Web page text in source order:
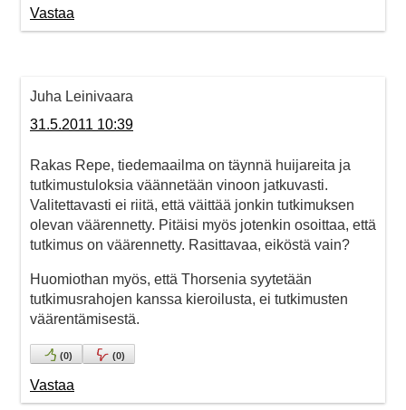
Vastaa
Juha Leinivaara
31.5.2011 10:39
Rakas Repe, tiedemaailma on täynnä huijareita ja
tutkimustuloksia väännetään vinoon jatkuvasti.
Valitettavasti ei riitä, että väittää jonkin tutkimuksen
olevan väärennetty. Pitäisi myös jotenkin osoittaa, että
tutkimus on väärennetty. Rasittavaa, eiköstä vain?
Huomiothan myös, että Thorsenia syytetään
tutkimusrahojen kanssa kieroilusta, ei tutkimusten
väärentämisestä.
(0) (0)
Vastaa